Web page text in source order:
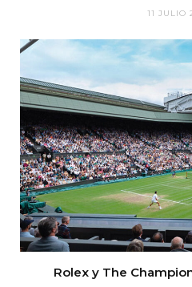
11 JULIO
Rolex y The